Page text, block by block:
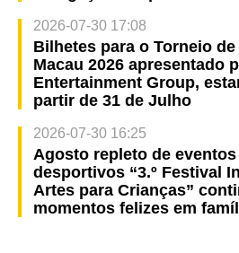
2026-07-30 17:08
Bilhetes para o Torneio de
Macau 2026 apresentado
Entertainment Group,
partir de 31 de Julho
2026-07-30 16:25
Agosto repleto de
desportivos “3.º Festival
Artes para Crianças”
momentos felizes em